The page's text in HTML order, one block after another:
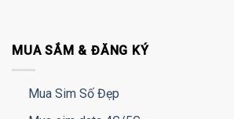
MUA SẮM & ĐĂNG KÝ
Mua Sim Số Đẹp